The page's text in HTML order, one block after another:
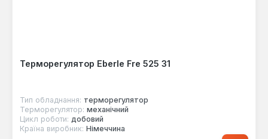
Терморегулятор Eberle Fre 525 31
Тип обладнання: терморегулятор
Терморегулятор: механічний
Цикл роботи: добовий
Країна виробник: Німеччина